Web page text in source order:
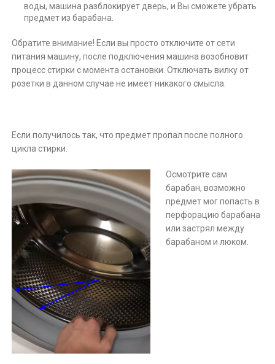
воды, машина разблокирует дверь, и Вы сможете убрать
предмет из барабана.
Обратите внимание! Если вы просто отключите от сети
питания машину, после подключения машина возобновит
процесс стирки с момента остановки. Отключать вилку от
розетки в данном случае не имеет никакого смысла.
Если получилось так, что предмет пропал после полного
цикла стирки.
Осмотрите сам
барабан, возможно
предмет мог попасть в
перфорацию барабана
или застрял между
барабаном и люком.